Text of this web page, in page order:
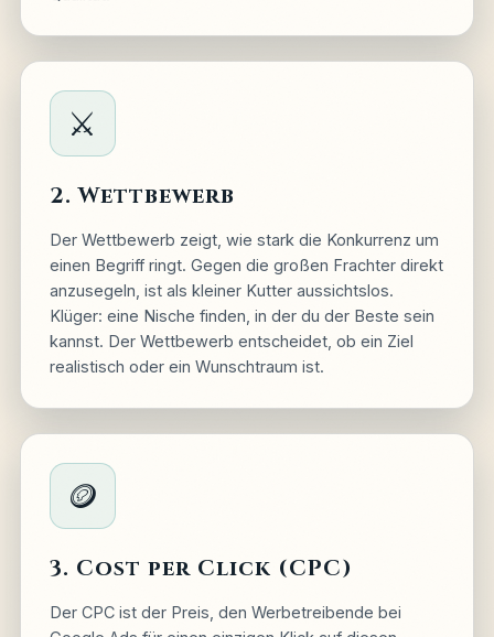
⚔️
2. Wettbewerb
Der Wettbewerb zeigt, wie stark die Konkurrenz um
einen Begriff ringt. Gegen die großen Frachter direkt
anzusegeln, ist als kleiner Kutter aussichtslos.
Klüger: eine Nische finden, in der du der Beste sein
kannst. Der Wettbewerb entscheidet, ob ein Ziel
realistisch oder ein Wunschtraum ist.
🪙
3. Cost per Click (CPC)
Der CPC ist der Preis, den Werbetreibende bei